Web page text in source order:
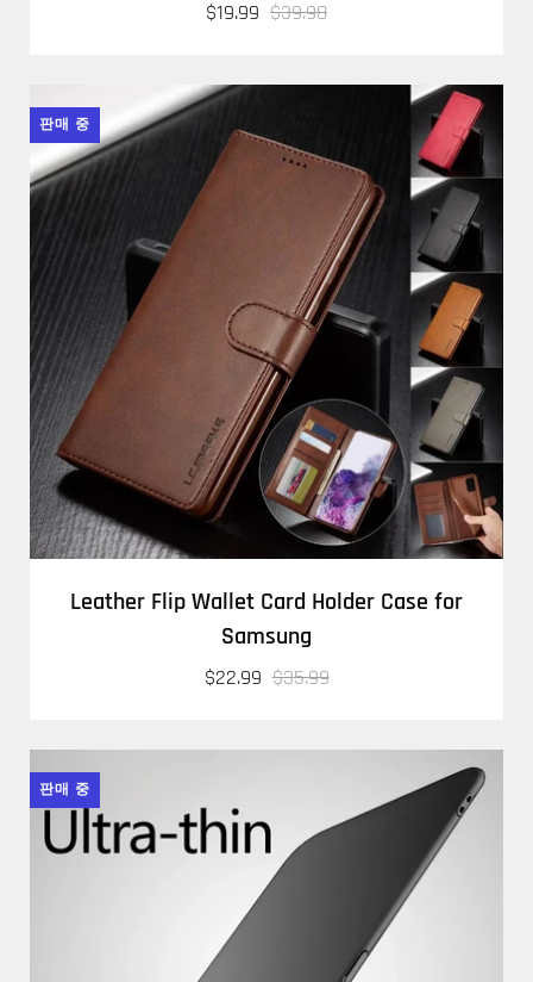
$19.99 $39.98
판매 중
Leather Flip Wallet Card Holder Case for
Samsung
$22.99 $35.99
판매 중